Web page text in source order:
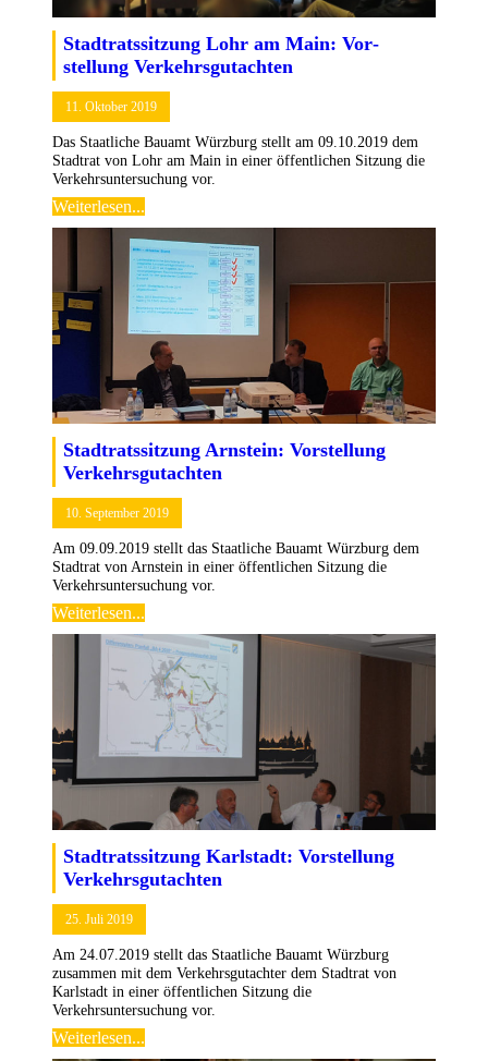
Stadtrats­sitzung Lohr am Main: Vor­
stellung Verkehrs­gutachten
11. Oktober 2019
Das Staatliche Bauamt Würzburg stellt am 09.10.2019 dem
Stadtrat von Lohr am Main in einer öffentlichen Sitzung die
Verkehrsuntersuchung vor.
Weiterlesen...
Stadtrats­sitzung Arnstein: Vorstellung
Verkehrs­gutachten
10. September 2019
Am 09.09.2019 stellt das Staatliche Bauamt Würzburg dem
Stadtrat von Arnstein in einer öffentlichen Sitzung die
Verkehrsuntersuchung vor.
Weiterlesen...
Stadtrats­sitzung Karlstadt: Vorstellung
Verkehrs­gutachten
25. Juli 2019
Am 24.07.2019 stellt das Staatliche Bauamt Würzburg
zusammen mit dem Verkehrsgutachter dem Stadtrat von
Karlstadt in einer öffentlichen Sitzung die
Verkehrsuntersuchung vor.
Weiterlesen...